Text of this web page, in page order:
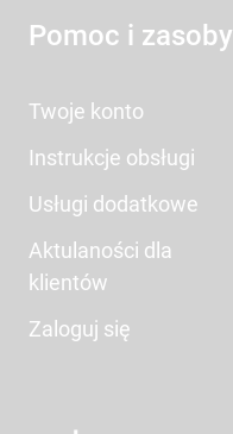
Pomoc i zasoby
Twoje konto
Instrukcje obsługi
Usługi dodatkowe
Aktulaności dla
klientów
Zaloguj się